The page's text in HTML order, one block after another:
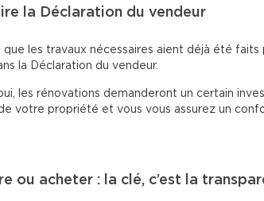
la Déclaration du vendeur
que les travaux nécessaires aient déjà été
la Déclaration du vendeur.
les rénovations demanderont un certain
votre propriété et vous vous assurez un
ou acheter : la clé, c’est la